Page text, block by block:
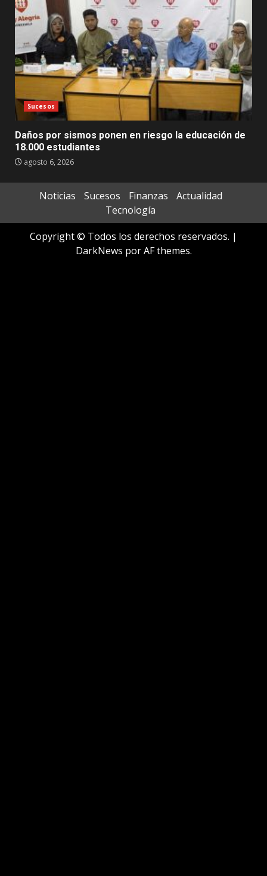
Sucesos
Daños por sismos ponen en riesgo la educación de
18.000 estudiantes
agosto 6, 2026
Noticias Sucesos Finanzas
Actualidad
Tecnología
Copyright © Todos los derechos reservados. |
DarkNews por AF themes.